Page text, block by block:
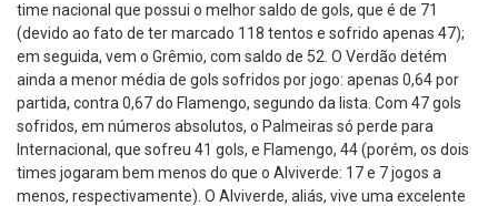
time nacional que possui o melhor saldo de gols, que é de 71
(devido ao fato de ter marcado 118 tentos e sofrido apenas 47);
em seguida, vem o Grêmio, com saldo de 52. O Verdão detém
ainda a menor média de gols sofridos por jogo: apenas 0,64 por
partida, contra 0,67 do Flamengo, segundo da lista. Com 47 gols
sofridos, em números absolutos, o Palmeiras só perde para
Internacional, que sofreu 41 gols, e Flamengo, 44 (porém, os dois
times jogaram bem menos do que o Alviverde: 17 e 7 jogos a
menos, respectivamente). O Alviverde, aliás, vive uma excelente